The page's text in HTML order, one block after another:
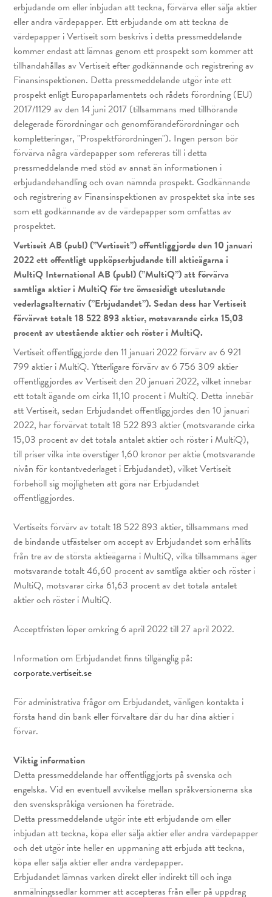
erbjudande om eller inbjudan att teckna, förvärva eller sälja aktier
eller andra värdepapper. Ett erbjudande om att teckna de
värdepapper i Vertiseit som beskrivs i detta pressmeddelande
kommer endast att lämnas genom ett prospekt som kommer att
tillhandahållas av Vertiseit efter godkännande och registrering av
Finansinspektionen. Detta pressmeddelande utgör inte ett
prospekt enligt Europaparlamentets och rådets förordning (EU)
2017/1129 av den 14 juni 2017 (tillsammans med tillhörande
delegerade förordningar och genomförandeförordningar och
kompletteringar, "Prospektförordningen"). Ingen person bör
förvärva några värdepapper som refereras till i detta
pressmeddelande med stöd av annat än informationen i
erbjudandehandling och ovan nämnda prospekt. Godkännande
och registrering av Finansinspektionen av prospektet ska inte ses
som ett godkännande av de värdepapper som omfattas av
prospektet.
Vertiseit AB (publ) (”Vertiseit”) offentliggjorde den 10 januari
2022 ett offentligt uppköpserbjudande till aktieägarna i
MultiQ International AB (publ) (”MultiQ”) att förvärva
samtliga aktier i MultiQ för tre ömsesidigt uteslutande
vederlagsalternativ (”Erbjudandet”). Sedan dess har Vertiseit
förvärvat totalt 18 522 893 aktier, motsvarande cirka 15,03
procent av utestående aktier och röster i MultiQ.
Vertiseit offentliggjorde den 11 januari 2022 förvärv av 6 921
799 aktier i MultiQ. Ytterligare förvärv av 6 756 309 aktier
offentliggjordes av Vertiseit den 20 januari 2022, vilket innebar
ett totalt ägande om cirka 11,10 procent i MultiQ. Detta innebär
att Vertiseit, sedan Erbjudandet offentliggjordes den 10 januari
2022, har förvärvat totalt 18 522 893 aktier (motsvarande cirka
15,03 procent av det totala antalet aktier och röster i MultiQ),
till priser vilka inte överstiger 1,60 kronor per aktie (motsvarande
nivån för kontantvederlaget i Erbjudandet), vilket Vertiseit
förbehöll sig möjligheten att göra när Erbjudandet
offentliggjordes.
Vertiseits förvärv av totalt 18 522 893 aktier, tillsammans med
de bindande utfästelser om accept av Erbjudandet som erhållits
från tre av de största aktieägarna i MultiQ, vilka tillsammans äger
motsvarande totalt 46,60 procent av samtliga aktier och röster i
MultiQ, motsvarar cirka 61,63 procent av det totala antalet
aktier och röster i MultiQ.
Acceptfristen löper omkring 6 april 2022 till 27 april 2022.
Information om Erbjudandet finns tillgänglig på:
corporate.vertiseit.se
För administrativa frågor om Erbjudandet, vänligen kontakta i
första hand din bank eller förvaltare där du har dina aktier i
förvar.
Viktig information
Detta pressmeddelande har offentliggjorts på svenska och
engelska. Vid en eventuell avvikelse mellan språkversionerna ska
den svenskspråkiga versionen ha företräde.
Detta pressmeddelande utgör inte ett erbjudande om eller
inbjudan att teckna, köpa eller sälja aktier eller andra värdepapper
och det utgör inte heller en uppmaning att erbjuda att teckna,
köpa eller sälja aktier eller andra värdepapper.
Erbjudandet lämnas varken direkt eller indirekt till och inga
anmälningssedlar kommer att accepteras från eller på uppdrag